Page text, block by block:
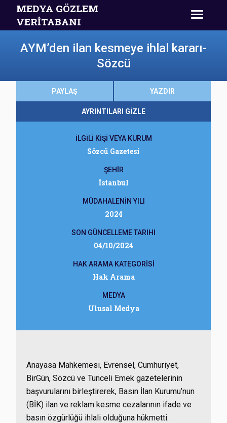
MEDYA GÖZLEM
VERİTABANI
AYM’den ilan kesmeye ihlal kararı-
Sözcü
PAYLAŞ YAZDIR
AYRINTILARI GİZLE
İLGİLİ KİŞİ VEYA KURUM
Sözcü Gazetesi
ŞEHİR
İstanbul
MÜDAHALENİN YILI
2024
SON GÜNCELLEME TARİHİ
04/10/2024
HAK ARAMA KATEGORİSİ
Hak Arama
MEDYA
Ulusal Medya
Anayasa Mahkemesi, Evrensel, Cumhuriyet,
BirGün, Sözcü ve Tunceli Emek gazetelerinin
başvurularını birleştirerek, Basın İlan Kurumu’nun
(BİK) ilan ve reklam kesme cezalarının ifade ve
basın özgürlüğü ihlali olduğuna hükmetti.